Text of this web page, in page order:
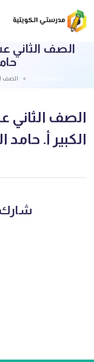
الصف الثاني
حامد
الصف
الصف الثاني
الكبير أ. حامد الصباغ
شارك